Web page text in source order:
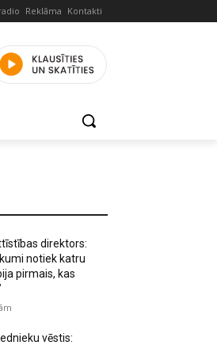
Reklāma Kontakti
direktors:
notiek katru
pirmais, kas
vēstis: